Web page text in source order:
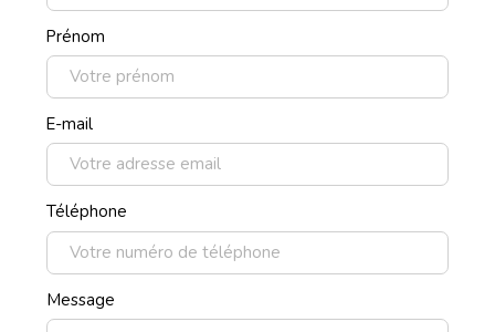
Prénom
E-mail
Téléphone
Message